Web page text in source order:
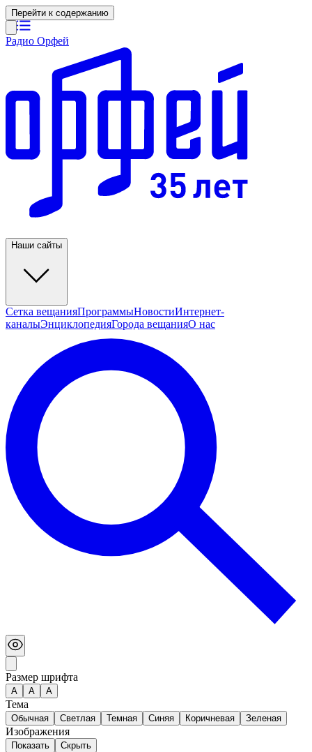
Перейти к содержанию
Радио Орфей
Наши сайты
Сетка вещанияПрограммыНовостиИнтернет-
каналыЭнциклопедияГорода вещанияО нас
Размер шрифта
А A A
Тема
Обычная Светлая Темная Синяя Коричневая Зеленая
Изображения
Показать Скрыть